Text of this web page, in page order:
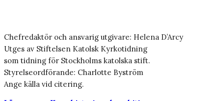
Chefredaktör och ansvarig utgivare: Helena D’Arcy
Utges av Stiftelsen Katolsk Kyrkotidning
som tidning för Stockholms katolska stift.
Styrelseordförande: Charlotte Byström
Ange källa vid citering.